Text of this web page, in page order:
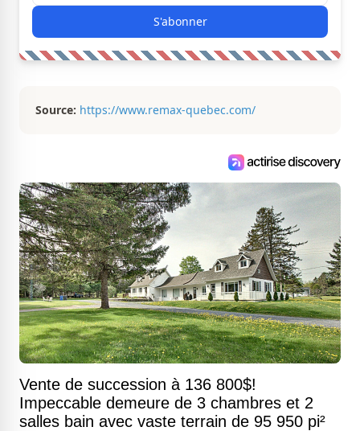
S'abonner
Source: https://www.remax-quebec.com/
Vente de succession à 136 800$!
Impeccable demeure de 3 chambres et 2
salles bain avec vaste terrain de 95 950 pi²